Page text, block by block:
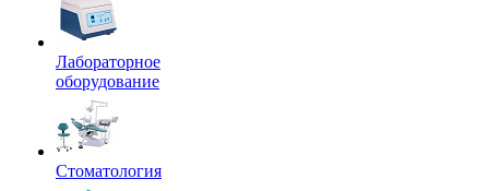
Лабораторное
оборудование
Стоматология